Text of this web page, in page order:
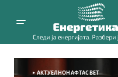
АКТУЕЛНОНАФТАСВЕТ